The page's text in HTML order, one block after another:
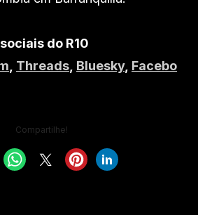
do R10
Threads Bluesky, Facebo
Compartilhe!